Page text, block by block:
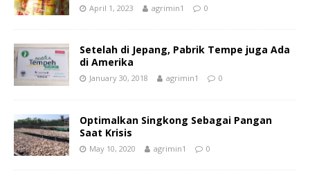
April 1, 2023 agrimin1 0
Setelah di Jepang, Pabrik Tempe juga Ada
di Amerika
January 30, 2018 agrimin1 0
Optimalkan Singkong Sebagai Pangan
Saat Krisis
May 10, 2020 agrimin1 0